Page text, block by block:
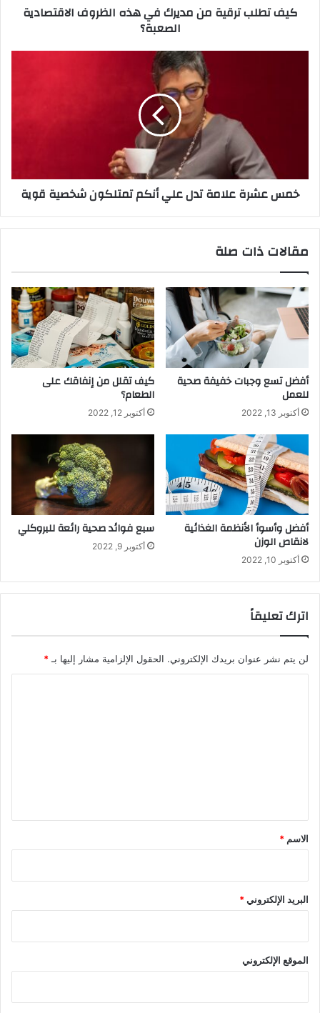
كيف تطلب ترقية من مديرك في هذه الظروف الاقتصادية
الصعبة؟
خمس عشرة علامة تدل علي أنكم تمتلكون شخصية قوية
مقالات ذات صلة
أفضل تسع وجبات خفيفة صحية
للعمل
أكتوبر 13, 2022
كيف تقلل من إنفاقك على
الطعام؟
أكتوبر 12, 2022
أفضل وأسوأ الأنظمة الغذائية
لانقاص الوزن
أكتوبر 10, 2022
سبع فوائد صحية رائعة للبروكلي
أكتوبر 9, 2022
اترك تعليقاً
لن يتم نشر عنوان بريدك الإلكتروني. الحقول الإلزامية مشار إليها بـ *
*
الاسم *
البريد الإلكتروني*
الموقع الإلكتروني